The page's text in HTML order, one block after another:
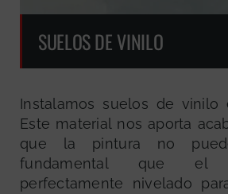
SUELOS DE VINILO
Instalamos suelos de vinilo
Este material nos aporta
que la pintura no
fundamental que el
perfectamente nivelado